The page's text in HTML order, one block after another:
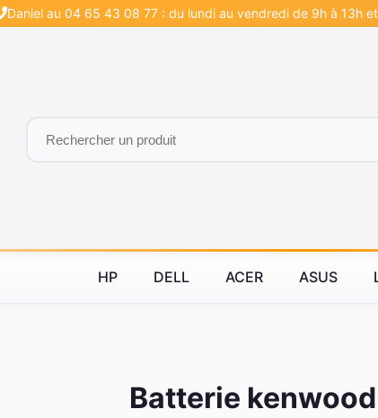
Daniel au 04 65 43 08 77 : du lundi au vendredi de 9h à 13h
HP DELL ACER ASUS
Batterie